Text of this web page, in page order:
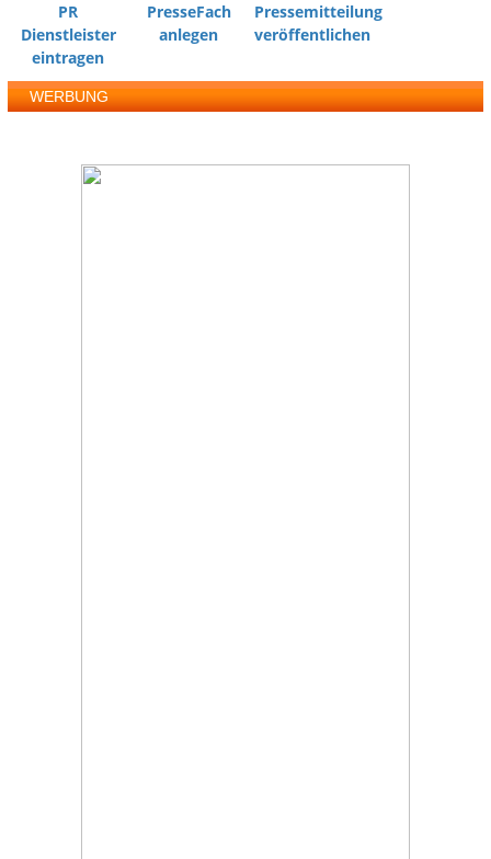
PR
Dienstleister
eintragen
PresseFach
anlegen
Pressemitteilung
veröffentlichen
WERBUNG